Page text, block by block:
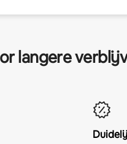
langere